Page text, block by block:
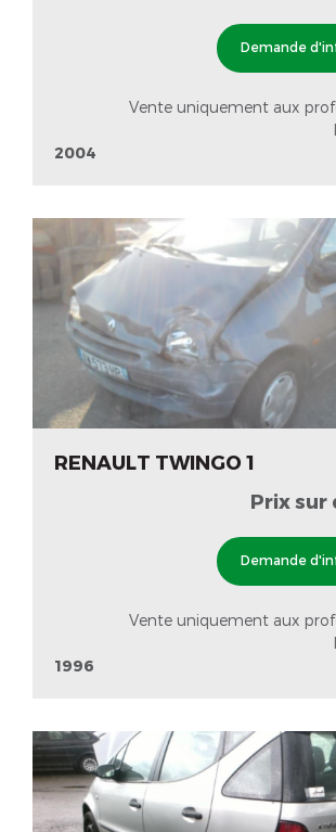
Demande
Vente uniquement aux
2004
RENAULT TWINGO 1
Prix sur
Demande
Vente uniquement aux
1996